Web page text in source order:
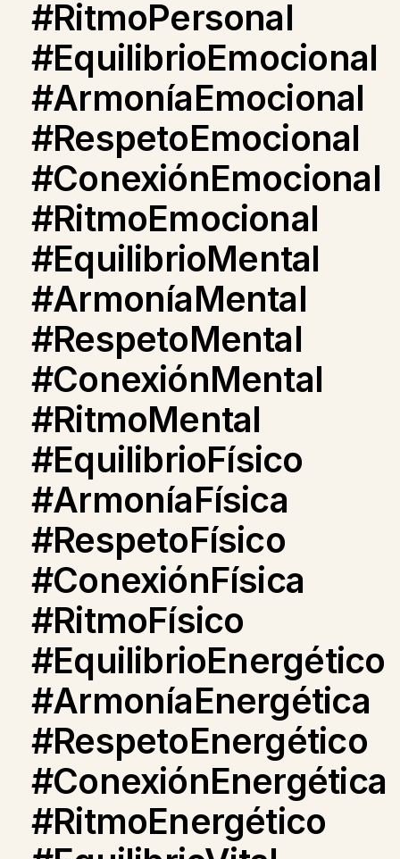
#RitmoPersonal
#EquilibrioEmocional
#ArmoníaEmocional
#RespetoEmocional
#ConexiónEmocional
#RitmoEmocional
#EquilibrioMental
#ArmoníaMental
#RespetoMental
#ConexiónMental
#RitmoMental
#EquilibrioFísico
#ArmoníaFísica
#RespetoFísico
#ConexiónFísica
#RitmoFísico
#EquilibrioEnergético
#ArmoníaEnergética
#RespetoEnergético
#ConexiónEnergética
#RitmoEnergético